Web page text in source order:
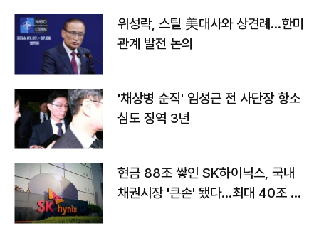
위성락, 스틸 美대사와 상견례…한미
관계 발전 논의
'채상병 순직' 임성근 전 사단장 항소
심도 징역 3년
현금 88조 쌓인 SK하이닉스, 국내
채권시장 '큰손' 됐다…최대 40조 투